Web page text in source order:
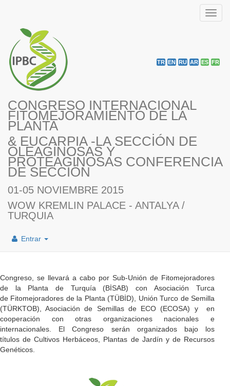
CONGRESO INTERNACIONAL
FITOMEJORAMIENTO DE LA
PLANTA
& EUCARPIA -LA SECCİÓN DE
OLEAGİNOSAS Y
PROTEAGİNOSAS CONFERENCIA
DE SECCIÓN
01-05 NOVIEMBRE 2015
WOW KREMLIN PALACE - ANTALYA /
TURQUIA
TR EN RU AR ES FR
Entrar
Congreso, se llevará a cabo por Sub-Unión de Fitomejoradores
de la Planta de Turquía (BİSAB) con Asociación Turca
de Fitomejoradores de la Planta (TÜBİD), Unión Turco de Semilla
(TÜRKTOB), Asociación de Semillas de ECO (ECOSA) y en
cooperación con otras organizaciones nacionales e
internacionales. El Congreso serán organizados bajo los
títulos de Cultivos Herbáceos, Plantas de Jardín y de Recursos
Genéticos.